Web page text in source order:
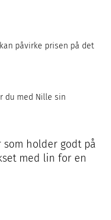
påvirke prisen på det
du med Nille sin
som holder godt på
med lin for en